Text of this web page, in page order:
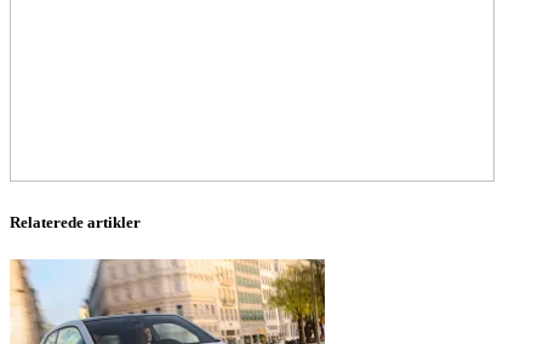
Relaterede artikler